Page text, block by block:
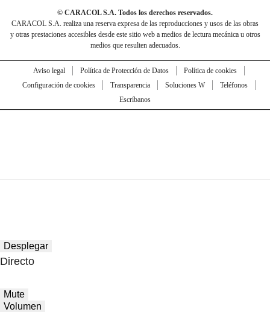
© CARACOL S.A. Todos los derechos reservados.
CARACOL S.A. realiza una reserva expresa de las reproducciones y usos de las obras
y otras prestaciones accesibles desde este sitio web a medios de lectura mecánica u otros
medios que resulten adecuados.
Aviso legal Política de Protección de Datos
Política de cookies
Configuración de cookies
Transparencia Soluciones W
Teléfonos
Escríbanos
Desplegar
Directo
Mute
Volumen